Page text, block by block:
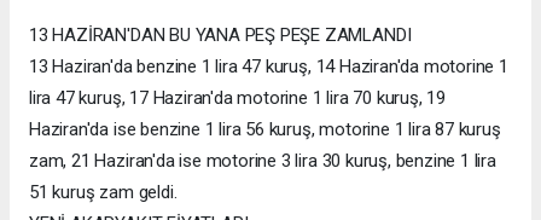
13 HAZİRAN'DAN BU YANA PEŞ PEŞE ZAMLANDI
13 Haziran'da benzine 1 lira 47 kuruş, 14 Haziran'da motorine 1
lira 47 kuruş, 17 Haziran'da motorine 1 lira 70 kuruş, 19
Haziran'da ise benzine 1 lira 56 kuruş, motorine 1 lira 87 kuruş
zam, 21 Haziran'da ise motorine 3 lira 30 kuruş, benzine 1 lira
51 kuruş zam geldi.